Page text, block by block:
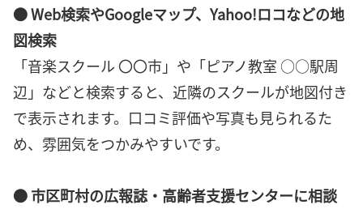
● Web検索やGoogleマップ、Yahoo!ロコなどの地
図検索
「音楽スクール 〇〇市」や「ピアノ教室 ○○駅周
辺」などと検索すると、近隣のスクールが地図付き
で表示されます。口コミ評価や写真も見られるた
め、雰囲気をつかみやすいです。
● 市区町村の広報誌・高齢者支援センターに相談